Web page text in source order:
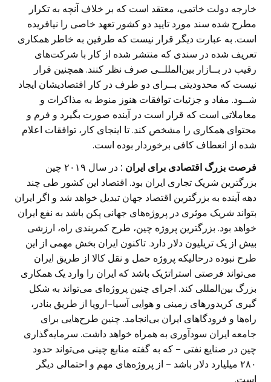
خارجه دولت خاتمی،‌ معتقد است که بر خلاف ‏آنچه به تکرار
مطرح شده سند مورد تایید دو کشور تعهد خاصی را نیافریده
است. به عبارت دیگر قرار نیست که ‏طرفین به خاطر همکاری
تعریف شده در سندی که منتشر شده از کار با شرکت‌های
رقیب در بــازار ‏بین‌المللــی صرف نظر کنند. همچنین قرار
نیست که محدودیتی بــرای دو طرف در کار اقتصادیشان ایجاد
‏شــود. مفاد و جزئیات توافقات هنوز منوط به مذاکرات و
معاملاتی است که قرار است در آینده صورت بگیرد و ‏فرم و
محتوای همکاری‌ را مشخص کند. تا اینجای کار، توافقات اعلام
شده از انعطاف کافی برخوردار بوده ‏است. ‏
فرصت بزرگ اقتصادی برای ایران :
در سال ۲۰۱۹ چین
بزرگترین شریک تجاری ایران بود. اقتصاد این ‏کشور طی چند
دهه آینده به بزرگترین اقتصاد جهان تبدیل خواهد شد و اگر ایران
بتواند شریک موثری در ‏پروژه‌های جهانی پکن باشد به نفع ایران
خواهد بود. بزرگترین پروژه چین، طرح کمربندی راه، ارزشی
بیش از ‏یک تریلیون دلار دارد. تاکنون ایران بخش مهمی از این
طرح نبوده درحالیکه پروژه حمل و نقل کالا از طریق ایران
‏می‌تواند فرصتی استراتژیک باشد که ایران را وارد یک همکاری
بزرگ بین‌المللی کند. اجرای چنین پروژه‌‌ای می‌تواند ‏به شکل
گیری کریدورهای زمینی و هوایی آسیا–اروپا از طریق بنادر،
راه‌ها و فرودگاهای ایران بی‌انجامد. چنین ‏طرح‌هایی برای
جامعه ایران سود‌آوری به همراه خواهد داشت. سرمایه‌گذاری
چین در صنایع نفتی – که به ‏گفته منابع چینی می‌تواند حدود
۲۸۰ میلیارد دلار باشد – از پروژه‌های مهم و احتمالی دیگر
است. ‏